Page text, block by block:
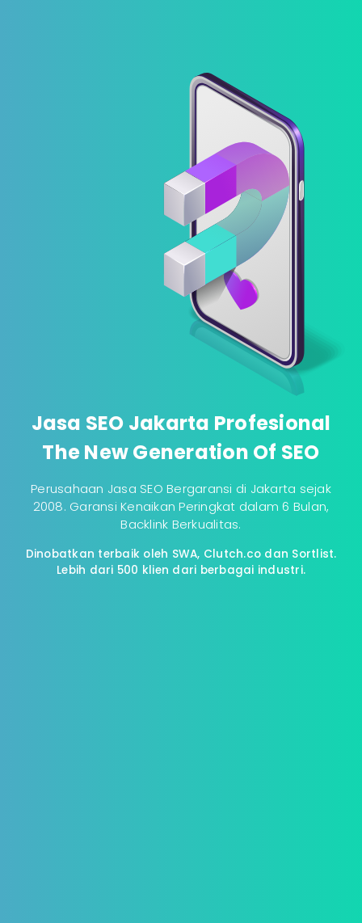
Jasa SEO Jakarta Profesional
The New Generation Of SEO
Perusahaan Jasa SEO Bergaransi di Jakarta sejak
2008. Garansi Kenaikan Peringkat dalam 6 Bulan,
Backlink Berkualitas.
Dinobatkan terbaik oleh SWA, Clutch.co dan Sortlist.
Lebih dari 500 klien dari berbagai industri.